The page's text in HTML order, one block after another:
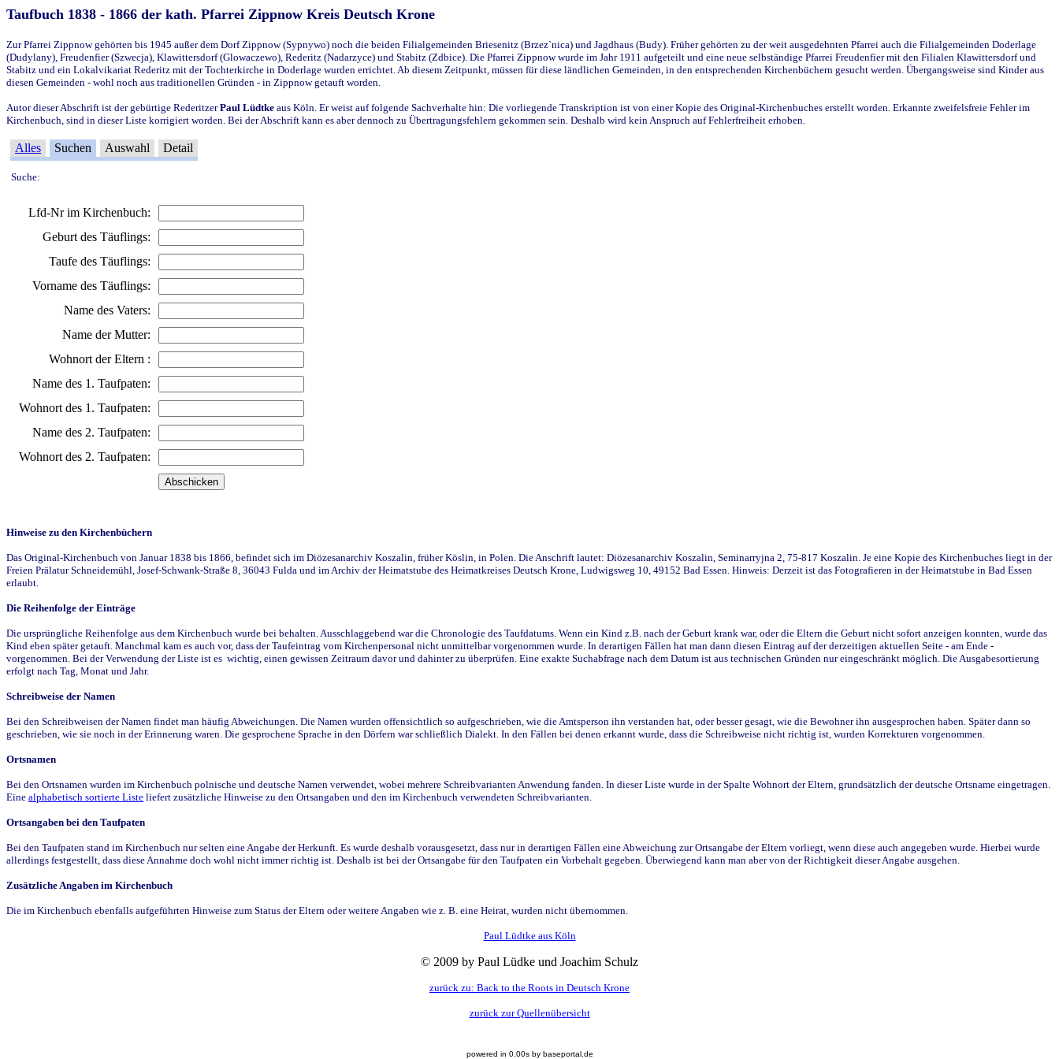
Taufbuch 1838 - 1866 der kath. Pfarrei Zippnow Kreis Deutsch Krone
Zur Pfarrei Zippnow gehörten bis 1945 außer dem Dorf Zippnow (Sypnywo) noch die beiden Filialgemeinden Briesenitz (Brzez`nica) und Jagdhaus (Budy). Früher gehörten zu der weit ausgedehnten Pfarrei auch die Filialgemeinden Doderlage
(Dudylany), Freudenfier (Szwecja), Klawittersdorf (Glowaczewo), Rederitz (Nadarzyce) und Stabitz (Zdbice). Die Pfarrei Zippnow wurde im Jahr 1911 aufgeteilt und eine neue selbständige Pfarrei Freudenfier mit den Filialen Klawittersdorf und
Stabitz und ein Lokalvikariat Rederitz mit der Tochterkirche in Doderlage wurden errichtet. Ab diesem Zeitpunkt, müssen für diese ländlichen Gemeinden, in den entsprechenden Kirchenbüchern gesucht werden. Übergangsweise sind Kinder aus
diesen Gemeinden - wohl noch aus traditionellen Gründen - in Zippnow getauft worden.
Autor dieser Abschrift ist der gebürtige RederitzerPaul Lüdtke aus Köln. Er weist auf folgende Sachverhalte hin: Die vorliegende Transkription ist von einer Kopie des Original-Kirchenbuches erstellt worden. Erkannte zweifelsfreie Fehler im
Kirchenbuch, sind in dieser Liste korrigiert worden. Bei der Abschrift kann es aber dennoch zu Übertragungsfehlern gekommen sein. Deshalb wird kein Anspruch auf Fehlerfreiheit erhoben.
Alles Suchen Auswahl Detail
Suche:
Lfd-Nr im Kirchenbuch:
Geburt des Täuflings:
Taufe des Täuflings:
Vorname des Täuflings:
Name des Vaters:
Name der Mutter:
Wohnort der Eltern :
Name des 1. Taufpaten:
Wohnort des 1. Taufpaten:
Name des 2. Taufpaten:
Wohnort des 2. Taufpaten:
Hinweise zu den Kirchenbüchern
Das Original-Kirchenbuch von Januar 1838 bis 1866, befindet sich im Diözesanarchiv Koszalin, früher Köslin, in Polen. Die Anschrift lautet: Diözesanarchiv Koszalin, Seminarryjna 2, 75-817 Koszalin. Je eine Kopie des Kirchenbuches liegt in der
Freien Prälatur Schneidemühl, Josef-Schwank-Straße 8, 36043 Fulda und im Archiv der Heimatstube des Heimatkreises Deutsch Krone, Ludwigsweg 10, 49152 Bad Essen. Hinweis: Derzeit ist das Fotografieren in der Heimatstube in Bad Essen
erlaubt.
Die Reihenfolge der Einträge
Die ursprüngliche Reihenfolge aus dem Kirchenbuch wurde bei behalten. Ausschlaggebend war die Chronologie des Taufdatums. Wenn ein Kind z.B. nach der Geburt krank war, oder die Eltern die Geburt nicht sofort anzeigen konnten, wurde das
Kind eben später getauft. Manchmal kam es auch vor, dass der Taufeintrag vom Kirchenpersonal nicht unmittelbar vorgenommen wurde. In derartigen Fällen hat man dann diesen Eintrag auf der derzeitigen aktuellen Seite - am Ende -
vorgenommen. Bei der Verwendung der Liste ist es wichtig, einen gewissen Zeitraum davor und dahinter zu überprüfen. Eine exakte Suchabfrage nach dem Datum ist aus technischen Gründen nur eingeschränkt möglich. Die Ausgabesortierung
erfolgt nach Tag, Monat und Jahr.
Schreibweise der Namen
Bei den Schreibweisen der Namen findet man häufig Abweichungen. Die Namen wurden offensichtlich so aufgeschrieben, wie die Amtsperson ihn verstanden hat, oder besser gesagt, wie die Bewohner ihn ausgesprochen haben. Später dann so
geschrieben, wie sie noch in der Erinnerung waren. Die gesprochene Sprache in den Dörfern war schließlich Dialekt. In den Fällen bei denen erkannt wurde, dass die Schreibweise nicht richtig ist, wurden Korrekturen vorgenommen.
Ortsnamen
Bei den Ortsnamen wurden im Kirchenbuch polnische und deutsche Namen verwendet, wobei mehrere Schreibvarianten Anwendung fanden. In dieser Liste wurde in der Spalte Wohnort der Eltern, grundsätzlich der deutsche Ortsname eingetragen.
Eine alphabetisch sortierte Liste liefert zusätzliche Hinweise zu den Ortsangaben und den im Kirchenbuch verwendeten Schreibvarianten.
Ortsangaben bei den Taufpaten
Bei den Taufpaten stand im Kirchenbuch nur selten eine Angabe der Herkunft. Es wurde deshalb vorausgesetzt, dass nur in derartigen Fällen eine Abweichung zur Ortsangabe der Eltern vorliegt, wenn diese auch angegeben wurde. Hierbei wurde
allerdings festgestellt, dass diese Annahme doch wohl nicht immer richtig ist. Deshalb ist bei der Ortsangabe für den Taufpaten ein Vorbehalt gegeben. Überwiegend kann man aber von der Richtigkeit dieser Angabe ausgehen.
Zusätzliche Angaben im Kirchenbuch
Die im Kirchenbuch ebenfalls aufgeführten Hinweise zum Status der Eltern oder weitere Angaben wie z. B. eine Heirat, wurden nicht übernommen.
Paul Lüdtke aus Köln
© 2009 by Paul Lüdke und Joachim Schulz
zurück zu: Back to the Roots in Deutsch Krone
zurück zur Quellenübersicht
powered in 0.00s by baseportal.de